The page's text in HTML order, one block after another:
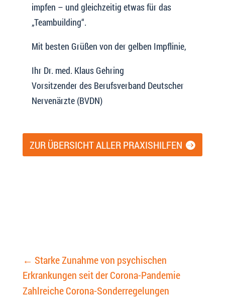
impfen – und gleichzeitig etwas für das
„Teambuilding“.
Mit besten Grüßen von der gelben Impflinie,
Ihr Dr. med. Klaus Gehring
Vorsitzender des Berufsverband Deutscher
Nervenärzte (BVDN)
ZUR ÜBERSICHT ALLER PRAXISHILFEN
← Starke Zunahme von psychischen
Erkrankungen seit der Corona-Pandemie
Zahlreiche Corona-Sonderregelungen